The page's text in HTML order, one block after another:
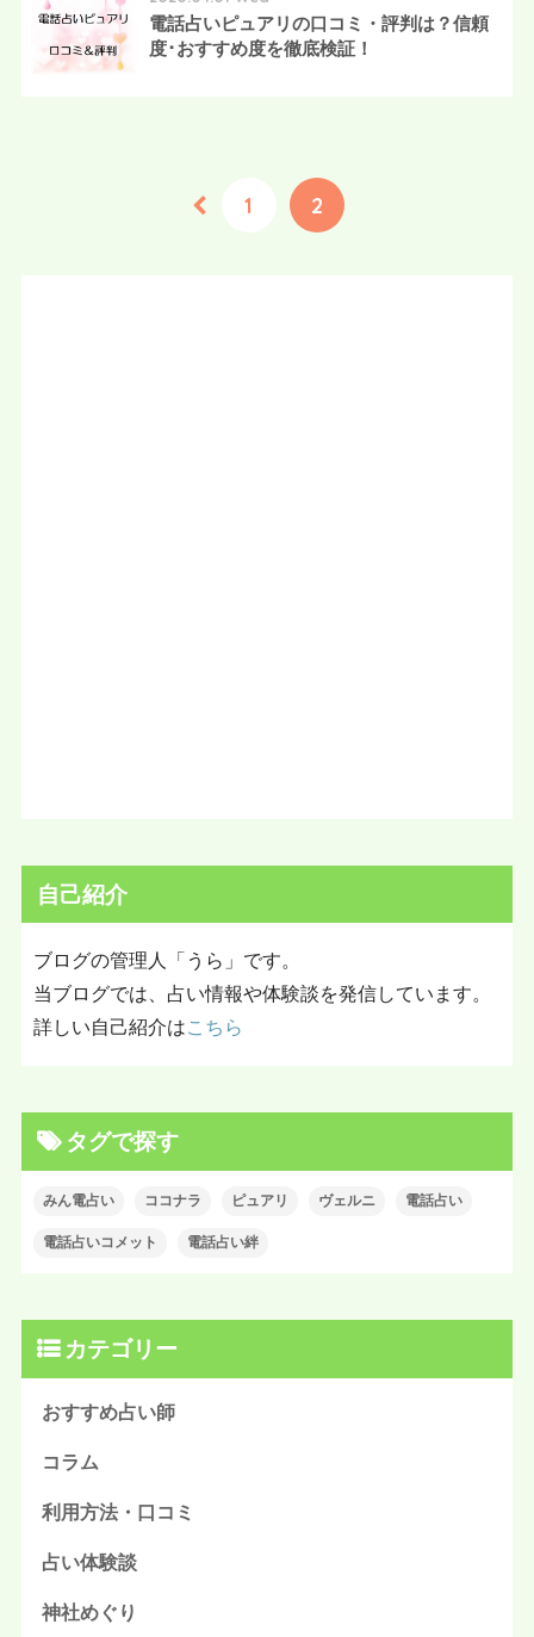
電話占いピュアリの口コミ・評判は？信頼
度･おすすめ度を徹底検証！
1 2
自己紹介
ブログの管理人「うら」です。
当ブログでは、占い情報や体験談を発信しています。
詳しい自己紹介はこちら
タグで探す
みん電占い ココナラ ピュアリ ヴェルニ 電話占い
電話占いコメット 電話占い絆
カテゴリー
おすすめ占い師
コラム
利用方法・口コミ
占い体験談
神社めぐり